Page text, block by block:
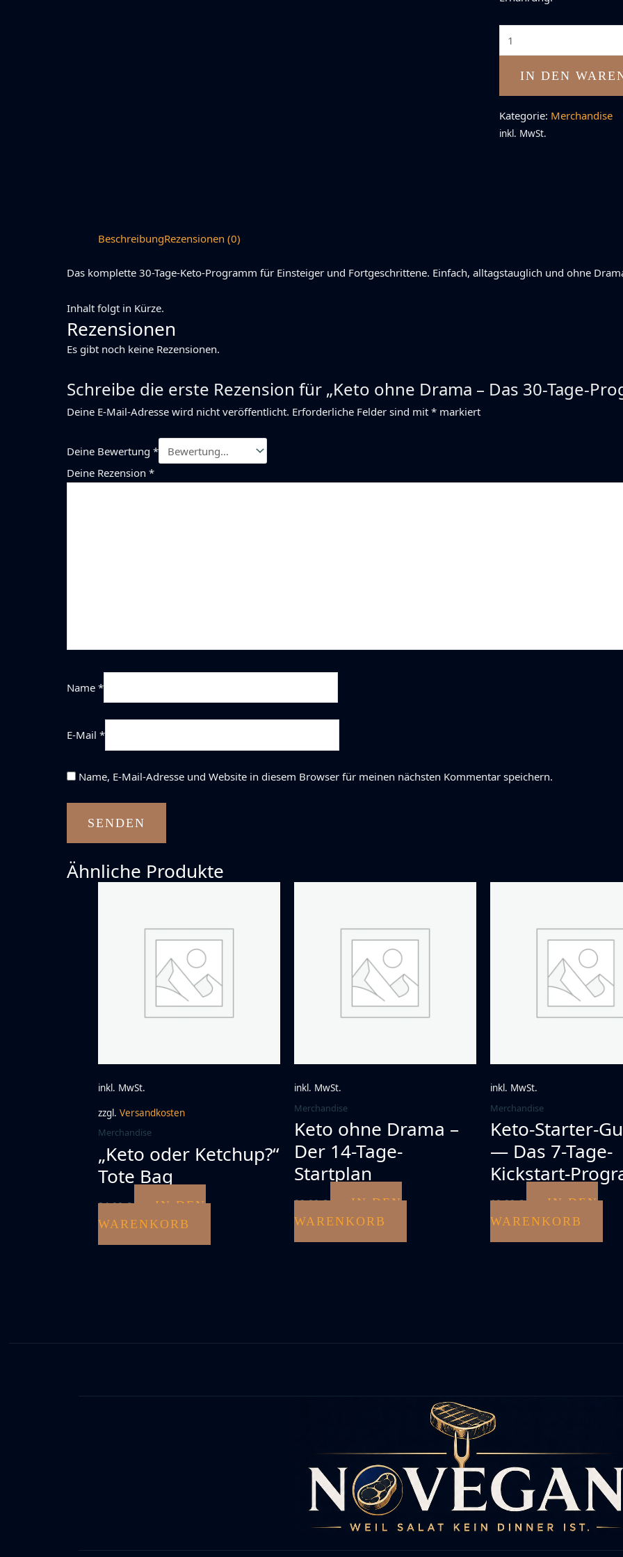
ohne
Drama
30-
IN DEN
Kategorie: Merchandise
inkl. MwSt.
BeschreibungRezensionen (0)
Das komplette 30-Tage-Keto-Programm für Einsteiger und Fortgeschrittene. Einfach, alltagstauglich und ohne
Inhalt folgt in Kürze.
Rezensionen
Es gibt noch keine Rezensionen.
Schreibe die erste Rezension für „Keto ohne Drama – Das 30-Tage-
Deine E-Mail-Adresse wird nicht veröffentlicht. Erforderliche Felder sind mit * markiert
Deine Bewertung *
Deine Rezension *
Name *
E-Mail *
Name, E-Mail-Adresse und Website in diesem Browser für meinen nächsten Kommentar speichern.
Ähnliche Produkte
inkl. MwSt.
zzgl. Versandkosten
Merchandise
„Keto oder Ketchup?“
Tote Bag
24,00€
IN DEN
WARENKORB
inkl. MwSt.
Merchandise
Keto ohne Drama –
Der 14-Tage-
Startplan
29,00€
IN DEN
WARENKORB
inkl. MwSt.
Merchandise
Keto-Starter-
— Das 7-Tage-
Kickstart-
19,00€
IN DEN
WARENKORB